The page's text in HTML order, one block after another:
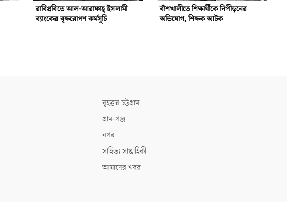
রাবিপ্রবিতে আল-আরাফাহ্‌ ইসলামী
ব্যাংকের বৃক্ষরোপণ কর্মসূচি
বাঁশখালীতে শিক্ষার্থীকে নিপীড়নের
অভিযোগ, শিক্ষক আটক
বৃহত্তর চট্টগ্রাম
গ্রাম-গঞ্জ
নগর
সাহিত্য সাপ্তাহিকী
আমাদের খবর